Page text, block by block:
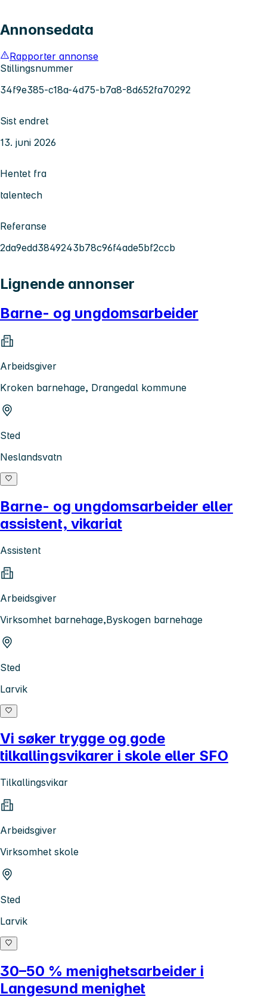
Annonsedata
Rapporter annonse
Stillingsnummer
34f9e385-c18a-4d75-b7a8-8d652fa70292
Sist endret
13. juni 2026
Hentet fra
talentech
Referanse
2da9edd3849243b78c96f4ade5bf2ccb
Lignende annonser
Barne- og ungdomsarbeider
Arbeidsgiver
Kroken barnehage, Drangedal kommune
Sted
Neslandsvatn
Barne- og ungdomsarbeider eller
assistent, vikariat
Assistent
Arbeidsgiver
Virksomhet barnehage,Byskogen barnehage
Sted
Larvik
Vi søker trygge og gode
tilkallingsvikarer i skole eller SFO
Tilkallingsvikar
Arbeidsgiver
Virksomhet skole
Sted
Larvik
30–50 % menighetsarbeider i
Langesund menighet